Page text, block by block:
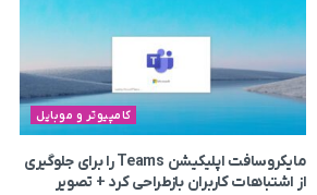
کامپیوتر و موبایل
مایکروسافت اپلیکیشن Teams را برای جلوگیری
از اشتباهات کاربران بازطراحی کرد + تصویر